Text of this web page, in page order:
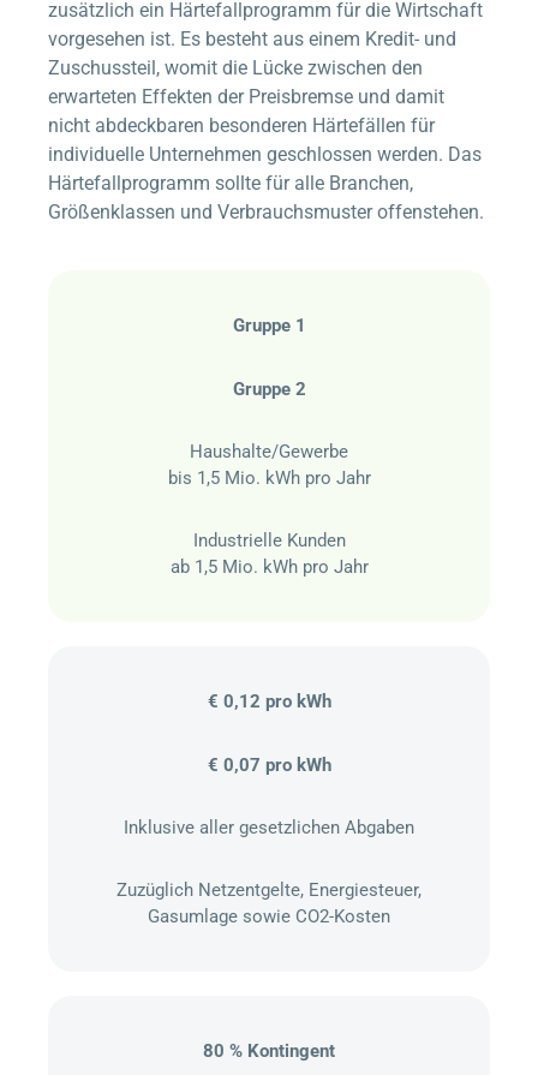
zusätzlich ein Härtefallprogramm für die Wirtschaft
vorgesehen ist. Es besteht aus einem Kredit- und
Zuschussteil, womit die Lücke zwischen den
erwarteten Effekten der Preisbremse und damit
nicht abdeckbaren besonderen Härtefällen für
individuelle Unternehmen geschlossen werden. Das
Härtefallprogramm sollte für alle Branchen,
Größenklassen und Verbrauchsmuster offenstehen.
Gruppe 1
Gruppe 2
Haushalte/Gewerbe
bis 1,5 Mio. kWh pro Jahr
Industrielle Kunden
ab 1,5 Mio. kWh pro Jahr
€ 0,12 pro kWh
€ 0,07 pro kWh
Inklusive aller gesetzlichen Abgaben
Zuzüglich Netzentgelte, Energiesteuer,
Gasumlage sowie CO2-Kosten
80 % Kontingent